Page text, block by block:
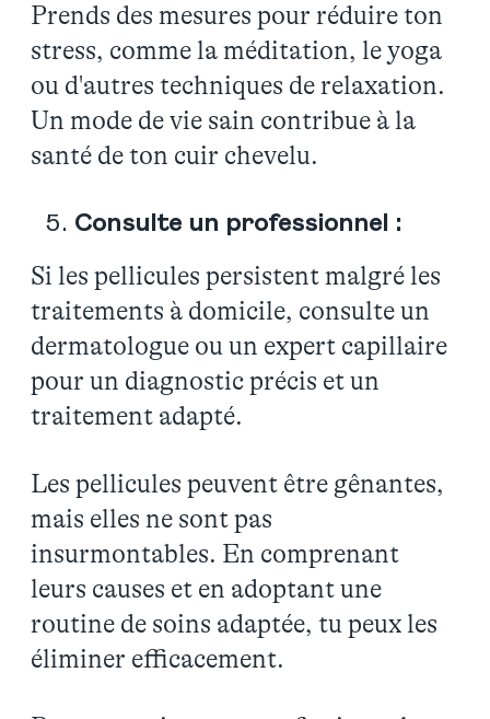
Prends des mesures pour réduire ton
stress, comme la méditation, le yoga
ou d'autres techniques de relaxation.
Un mode de vie sain contribue à la
santé de ton cuir chevelu.
Consulte un professionnel :
Si les pellicules persistent malgré les
traitements à domicile, consulte un
dermatologue ou un expert capillaire
pour un diagnostic précis et un
traitement adapté.
Les pellicules peuvent être gênantes,
mais elles ne sont pas
insurmontables. En comprenant
leurs causes et en adoptant une
routine de soins adaptée, tu peux les
éliminer efficacement.